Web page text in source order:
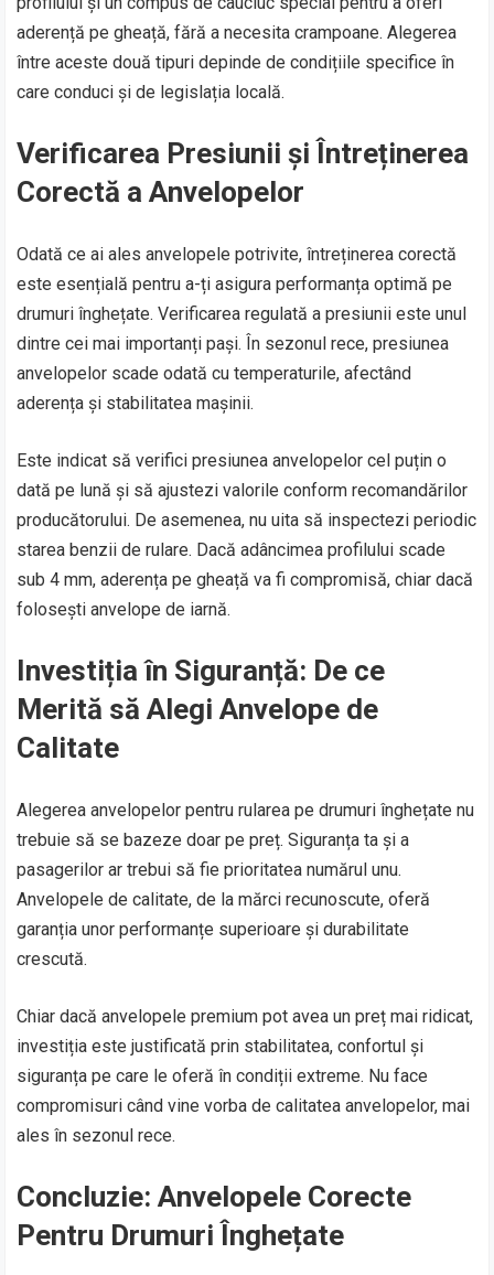
aderență pe gheață, fără a necesita crampoane. Alegerea
între aceste două tipuri depinde de condițiile specifice în
care conduci și de legislația locală.
Verificarea Presiunii și Întreținerea
Corectă a Anvelopelor
Odată ce ai ales anvelopele potrivite, întreținerea corectă
este esențială pentru a-ți asigura performanța optimă pe
drumuri înghețate. Verificarea regulată a presiunii este unul
dintre cei mai importanți pași. În sezonul rece, presiunea
anvelopelor scade odată cu temperaturile, afectând
aderența și stabilitatea mașinii.
Este indicat să verifici presiunea anvelopelor cel puțin o
dată pe lună și să ajustezi valorile conform recomandărilor
producătorului. De asemenea, nu uita să inspectezi periodic
starea benzii de rulare. Dacă adâncimea profilului scade
sub 4 mm, aderența pe gheață va fi compromisă, chiar dacă
folosești anvelope de iarnă.
Investiția în Siguranță: De ce
Merită să Alegi Anvelope de
Calitate
Alegerea anvelopelor pentru rularea pe drumuri înghețate nu
trebuie să se bazeze doar pe preț. Siguranța ta și a
pasagerilor ar trebui să fie prioritatea numărul unu.
Anvelopele de calitate, de la mărci recunoscute, oferă
garanția unor performanțe superioare și durabilitate
crescută.
Chiar dacă anvelopele premium pot avea un preț mai ridicat,
investiția este justificată prin stabilitatea, confortul și
siguranța pe care le oferă în condiții extreme. Nu face
compromisuri când vine vorba de calitatea anvelopelor, mai
ales în sezonul rece.
Concluzie: Anvelopele Corecte
Pentru Drumuri Înghețate